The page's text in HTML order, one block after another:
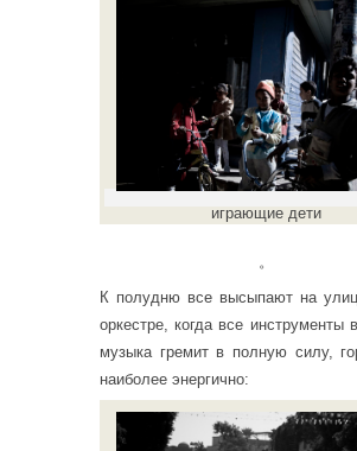
играющие дети
。
К полудню все высыпают на
оркестре, когда все инструменты
музыка гремит в полную силу,
наиболее энергично: